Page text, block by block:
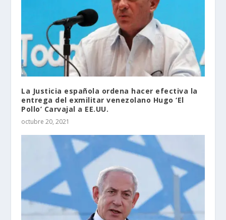
La Justicia española ordena hacer efectiva la
entrega del exmilitar venezolano Hugo ‘El
Pollo’ Carvajal a EE.UU.
octubre 20, 2021